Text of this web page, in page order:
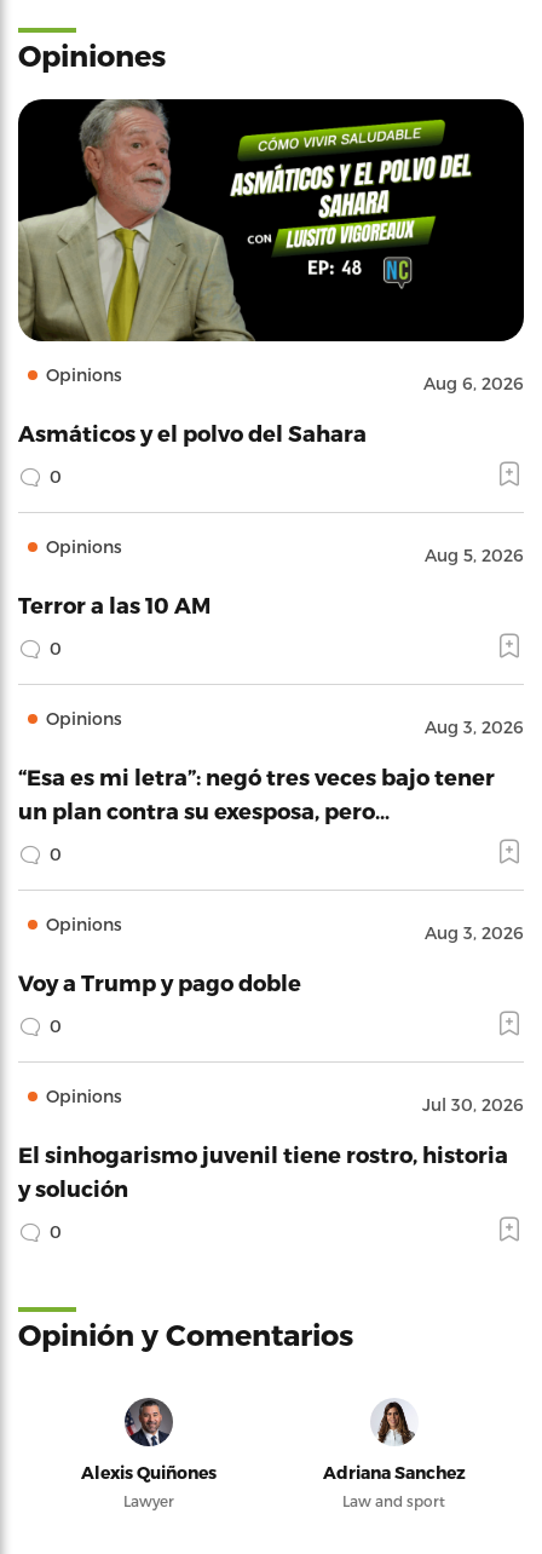
Opiniones
Opinions Aug 6, 2026
Asmáticos y el polvo del Sahara
0
Opinions Aug 5, 2026
Terror a las 10 AM
0
Opinions Aug 3, 2026
“Esa es mi letra”: negó tres veces bajo tener
un plan contra su exesposa, pero…
0
Opinions Aug 3, 2026
Voy a Trump y pago doble
0
Opinions Jul 30, 2026
El sinhogarismo juvenil tiene rostro, historia
y solución
0
Opinión y Comentarios
Alexis Quiñones
Lawyer
Adriana Sanchez
Law and sport